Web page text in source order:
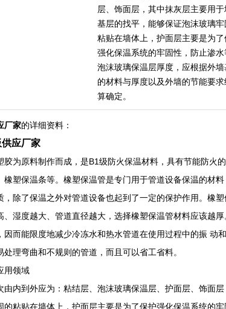
层、饰面层，其中抹灰层主要用
基层的找平，能够保证泡沫玻璃牢
粘贴在墙体上，护面层主要是为了
强化保温系统的牢固性，防止渗水
泡沫玻璃保温层厚度，应根据外墙
的材料与厚度以及外墙的节能要
算确定。
厂家的详细资料：
应厂家
为原料制作而成，是B1级防火保温材料，具有节能防火
塑保温条等。橡塑保温管是专门用于管道设备保温的材
除了保温之外对管道设备也起到了一定的保护作用。橡
湿度越大、管道直径越大，选择橡塑保温管材料应该越厚
而能限度地减少冷冻水和热水管道在使用过程中的振 动
理弯曲和不规则的管道，而且可以省工省料。
领域
到外应为：粘结层、泡沫玻璃保温层、护面层、饰面层
的粘贴在墙体上，护面层主要是为了保护强化保温系统的